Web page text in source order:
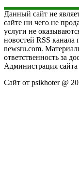
Данный сайт не
сайте ни чего не
услуги не
новостей RSS канала
newsru.com.
ответственность за
Администрация сайта
Сайт от psikhoter @